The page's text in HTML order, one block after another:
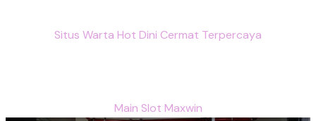
Situs Warta Hot Dini Cermat Terpercaya
Main Slot Maxwin